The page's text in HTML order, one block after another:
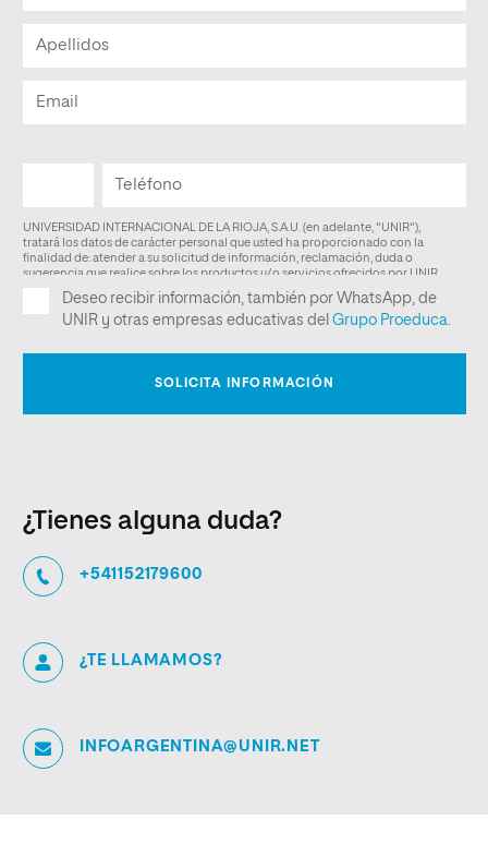
¿Tienes alguna duda?
+541152179600
¿TE LLAMAMOS?
INFOARGENTINA@UNIR.NET